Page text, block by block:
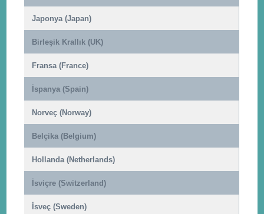
Japonya (Japan)
Birleşik Krallık (UK)
Fransa (France)
İspanya (Spain)
Norveç (Norway)
Belçika (Belgium)
Hollanda (Netherlands)
İsviçre (Switzerland)
İsveç (Sweden)